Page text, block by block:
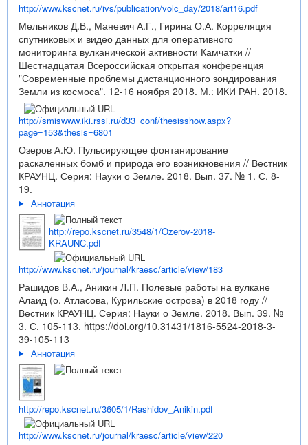
http://www.kscnet.ru/ivs/publication/volc_day/2018/art16.pdf
Мельников Д.В., Маневич А.Г., Гирина О.А. Корреляция
спутниковых и видео данных для оперативного
мониторинга вулканической активности Камчатки //
Шестнадцатая Всероссийская открытая конференция
"Современные проблемы дистанционного зондирования
Земли из космоса". 12-16 ноября 2018. М.: ИКИ РАН. 2018.
http://smiswww.iki.rssi.ru/d33_conf/thesisshow.aspx?
page=153&thesis=6801
Озеров А.Ю. Пульсирующее фонтанирование
раскаленных бомб и природа его возникновения // Вестник
КРАУНЦ. Серия: Науки о Земле. 2018. Вып. 37. № 1. С. 8-
19.
Аннотация
http://repo.kscnet.ru/3548/1/Ozerov-2018-
KRAUNC.pdf
http://www.kscnet.ru/journal/kraesc/article/view/183
Рашидов В.А., Аникин Л.П. Полевые работы на вулкане
Алаид (о. Атласова, Курильские острова) в 2018 году //
Вестник КРАУНЦ. Серия: Науки о Земле. 2018. Вып. 39. №
3. С. 105-113. https://doi.org/10.31431/1816-5524-2018-3-
39-105-113
Аннотация
http://repo.kscnet.ru/3605/1/Rashidov_Anikin.pdf
http://www.kscnet.ru/journal/kraesc/article/view/220